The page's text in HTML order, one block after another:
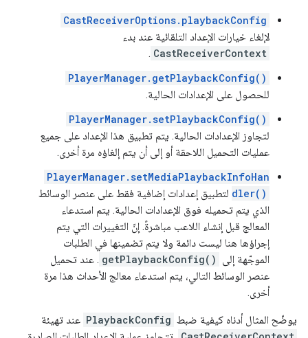
CastReceiverOptions.playbackConfig
لإلغاء خيارات الإعداد التلقائية عند بدء
CastReceiverContext
.
PlayerManager.getPlaybackConfig()
للحصول على الإعدادات الحالية.
PlayerManager.setPlaybackConfig()
لتجاوز الإعدادات الحالية. يتم تطبيق هذا الإعداد على جميع
عمليات التحميل اللاحقة أو إلى أن يتم إلغاؤه مرة أخرى.
PlayerManager.setMediaPlaybackInfoHan
dler() لتطبيق إعدادات إضافية فقط على عنصر الوسائط
الذي يتم تحميله فوق الإعدادات الحالية. يتم استدعاء
المعالج قبل إنشاء اللاعب مباشرةً. إنّ التغييرات التي يتم
إجراؤها هنا ليست دائمة ولا يتم تضمينها في الطلبات
الموجّهة إلى getPlaybackConfig() . عند تحميل
عنصر الوسائط التالي، يتم استدعاء معالج الأحداث هذا مرة
أخرى.
يوضّح المثال أدناه كيفية ضبط PlaybackConfig عند تهيئة